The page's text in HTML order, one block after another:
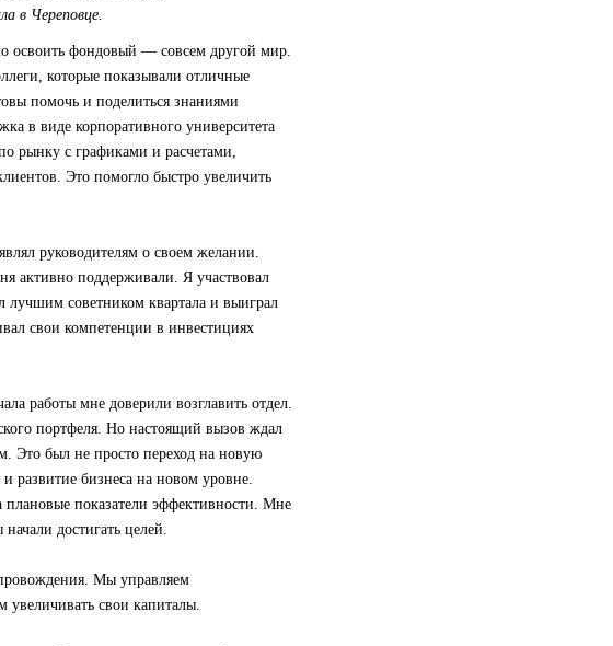
в Череповце.
освоить фондовый — совсем другой мир.
которые показывали отличные
помочь и поделиться знаниями
в виде корпоративного университета
рынку с графиками и расчетами,
Это помогло быстро увеличить
руководителям о своем желании.
активно поддерживали. Я участвовал
советником квартала и выиграл
свои компетенции в инвестициях
работы мне доверили возглавить отдел.
портфеля. Но настоящий вызов ждал
Это был не просто переход на новую
развитие бизнеса на новом уровне.
показатели эффективности. Мне
достигать целей.
Мы управляем
свои капиталы.